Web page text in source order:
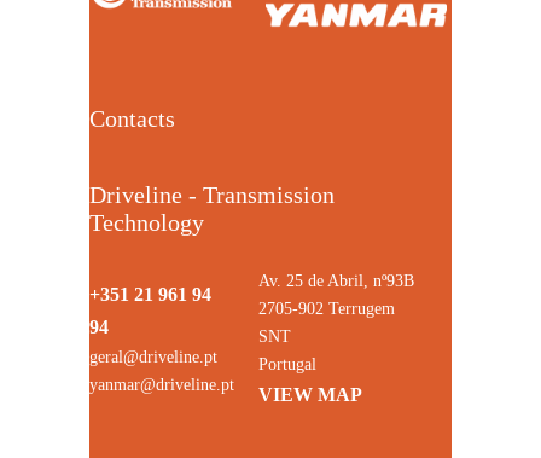
Contacts
Driveline - Transmission
Technology
+351 21 961 94
94
geral@driveline.pt
yanmar@driveline.pt
Av. 25 de Abril, nº93B
2705-902 Terrugem
SNT
Portugal
VIEW MAP